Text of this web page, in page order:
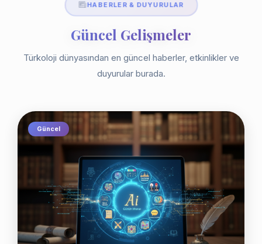
HABERLER & DUYURULAR
Güncel Gelişmeler
Türkoloji dünyasından en güncel haberler, etkinlikler ve
duyurular burada.
Güncel